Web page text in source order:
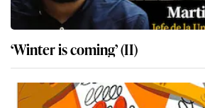
‘Winter is coming’ (II)